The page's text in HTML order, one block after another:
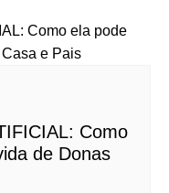
Como
de Donas